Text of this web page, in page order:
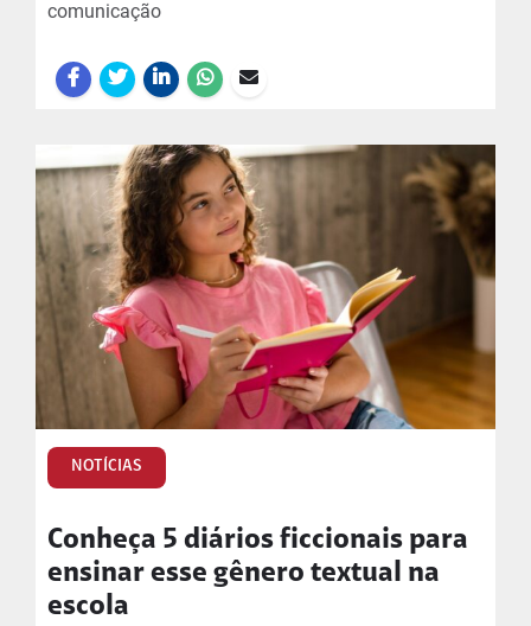
comunicação
NOTÍCIAS
Conheça 5 diários ficcionais para
ensinar esse gênero textual na
escola